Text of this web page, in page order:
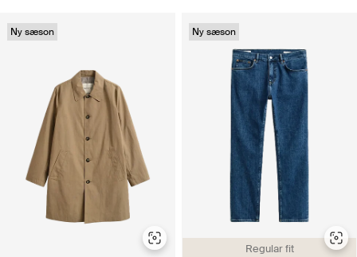
Ny sæson
Regular fit
Ny sæson